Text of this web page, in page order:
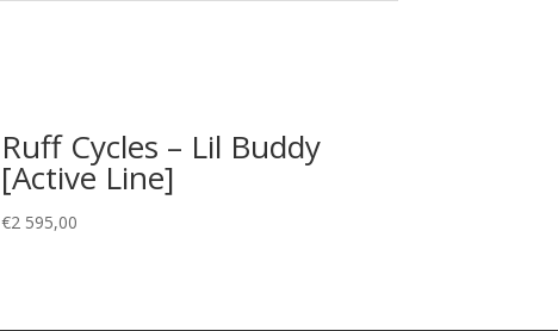
Ruff Cycles – Lil Buddy
[Active Line]
€2 595,00